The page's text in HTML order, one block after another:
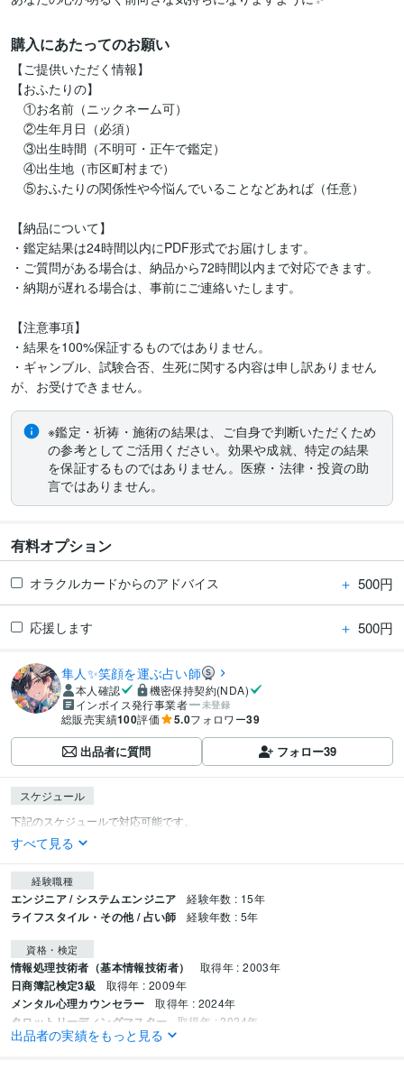
購入にあたってのお願い
【ご提供いただく情報】
【おふたりの】
①お名前（ニックネーム可）
②生年月日（必須）
③出生時間（不明可・正午で鑑定）
④出生地（市区町村まで）
⑤おふたりの関係性や今悩んでいることなどあれば（任意）
【納品について】
・鑑定結果は24時間以内にPDF形式でお届けします。
・ご質問がある場合は、納品から72時間以内まで対応できます。
・納期が遅れる場合は、事前にご連絡いたします。
【注意事項】
・結果を100%保証するものではありません。
・ギャンブル、試験合否、生死に関する内容は申し訳ありません
が、お受けできません。
※鑑定・祈祷・施術の結果は、ご自身で判断いただくため
の参考としてご活用ください。効果や成就、特定の結果
を保証するものではありません。医療・法律・投資の助
言ではありません。
有料オプション
オラクルカードからのアドバイス ＋ 500円
応援します ＋ 500円
隼人✨笑顔を運ぶ占い師
本人確認
機密保持契約(NDA)
インボイス発行事業者
未登録
総販売実績100評価 5.0フォロワー39
出品者に質問 フォロー39
スケジュール
すべて見る
経験職種
エンジニア / システムエンジニア 経験年数 : 15年
ライフスタイル・その他 / 占い師 経験年数 : 5年
資格・検定
情報処理技術者（基本情報技術者） 取得年 : 2003年
日商簿記検定3級 取得年 : 2009年
メンタル心理カウンセラー 取得年 : 2024年
タロットリーディングマスター 取得年 : 2024年
数秘術鑑定士 取得年 : 2024年
出品者の実績をもっと見る